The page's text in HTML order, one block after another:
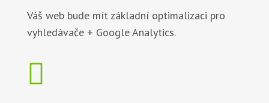
Váš web bude mít základní optimalizaci pro
vyhledávače + Google Analytics.
